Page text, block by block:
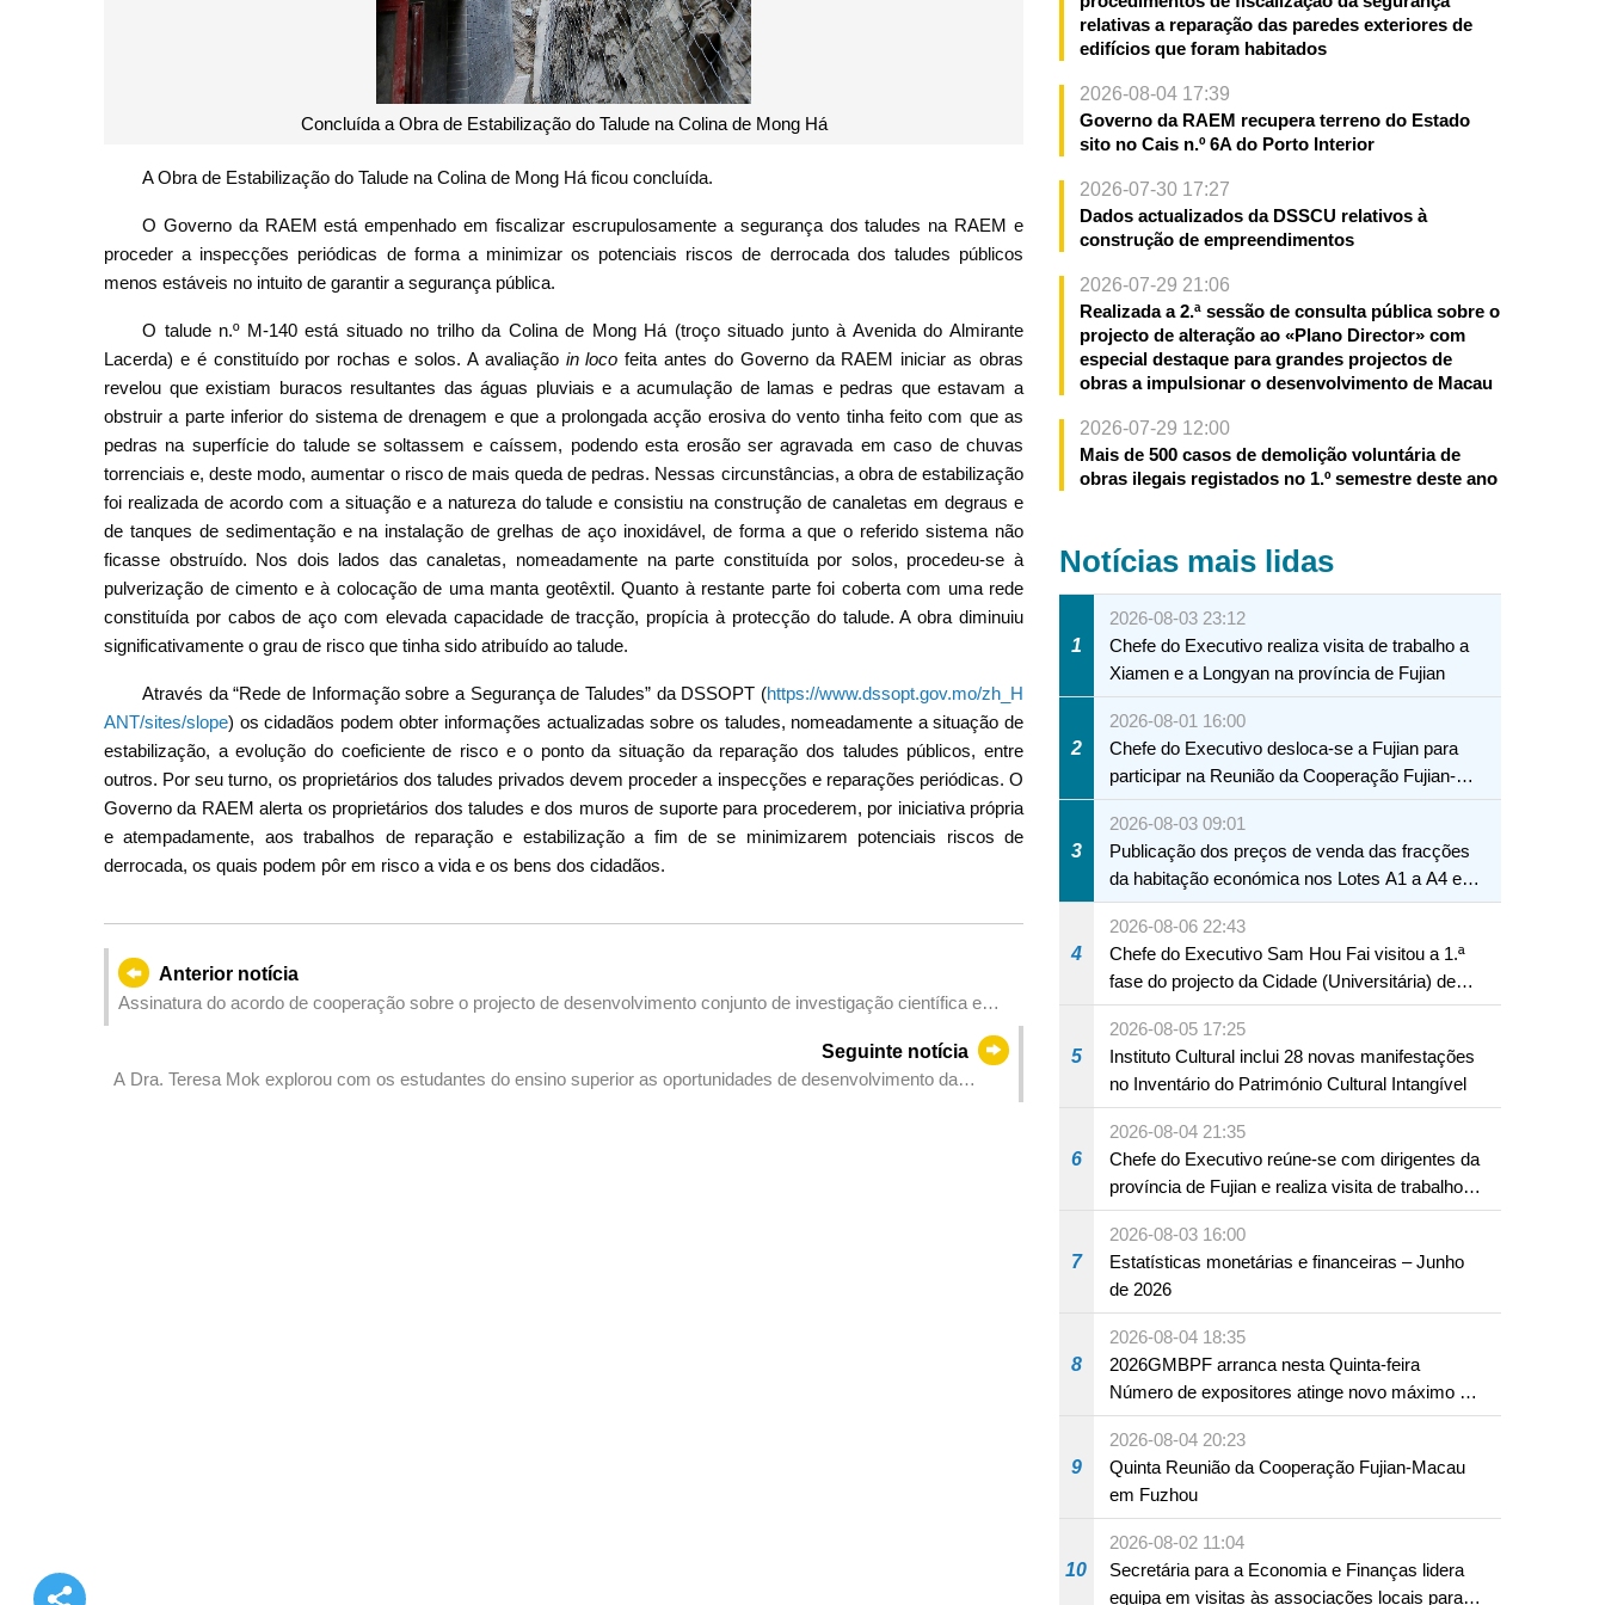
Concluída a Obra de Estabilização do Talude na Colina de Mong Há
A Obra de Estabilização do Talude na Colina de Mong Há ficou concluída.
O Governo da RAEM está empenhado em fiscalizar escrupulosamente a segurança dos taludes na RAEM e
proceder a inspecções periódicas de forma a minimizar os potenciais riscos de derrocada dos taludes públicos
menos estáveis no intuito de garantir a segurança pública.
O talude n.º M-140 está situado no trilho da Colina de Mong Há (troço situado junto à Avenida do Almirante
Lacerda) e é constituído por rochas e solos. A avaliaçãoin locofeita antes do Governo da RAEM iniciar as obras
revelou que existiam buracos resultantes das águas pluviais e a acumulação de lamas e pedras que estavam a
obstruir a parte inferior do sistema de drenagem e que a prolongada acção erosiva do vento tinha feito com que as
pedras na superfície do talude se soltassem e caíssem, podendo esta erosão ser agravada em caso de chuvas
torrenciais e, deste modo, aumentar o risco de mais queda de pedras. Nessas circunstâncias, a obra de estabilização
foi realizada de acordo com a situação e a natureza do talude e consistiu na construção de canaletas em degraus e
de tanques de sedimentação e na instalação de grelhas de aço inoxidável, de forma a que o referido sistema não
ficasse obstruído. Nos dois lados das canaletas, nomeadamente na parte constituída por solos, procedeu-se à
pulverização de cimento e à colocação de uma manta geotêxtil. Quanto à restante parte foi coberta com uma rede
constituída por cabos de aço com elevada capacidade de tracção, propícia à protecção do talude. A obra diminuiu
significativamente o grau de risco que tinha sido atribuído ao talude.
Através da “Rede de Informação sobre a Segurança de Taludes” da DSSOPT (https://www.dssopt.gov.mo/zh_H
ANT/sites/slope) os cidadãos podem obter informações actualizadas sobre os taludes, nomeadamente a situação de
estabilização, a evolução do coeficiente de risco e o ponto da situação da reparação dos taludes públicos, entre
outros. Por seu turno, os proprietários dos taludes privados devem proceder a inspecções e reparações periódicas. O
Governo da RAEM alerta os proprietários dos taludes e dos muros de suporte para procederem, por iniciativa própria
e atempadamente, aos trabalhos de reparação e estabilização a fim de se minimizarem potenciais riscos de
derrocada, os quais podem pôr em risco a vida e os bens dos cidadãos.
Anterior notícia
Assinatura do acordo de cooperação sobre o projecto de desenvolvimento conjunto de investigação científica e
Seguinte notícia
A Dra. Teresa Mok explorou com os estudantes do ensino superior as oportunidades de desenvolvimento da
relativas a reparação das paredes exteriores de
edifícios que foram habitados
2026-08-04 17:39
Governo da RAEM recupera terreno do Estado
sito no Cais n.º 6A do Porto Interior
2026-07-30 17:27
Dados actualizados da DSSCU relativos à
construção de empreendimentos
2026-07-29 21:06
Realizada a 2.ª sessão de consulta pública sobre o
projecto de alteração ao «Plano Director» com
especial destaque para grandes projectos de
obras a impulsionar o desenvolvimento de Macau
2026-07-29 12:00
Mais de 500 casos de demolição voluntária de
obras ilegais registados no 1.º semestre deste ano
Notícias mais lidas
1
2026-08-03 23:12
Chefe do Executivo realiza visita de trabalho a
Xiamen e a Longyan na província de Fujian
2
2026-08-01 16:00
Chefe do Executivo desloca-se a Fujian para
participar na Reunião da Cooperação Fujian-
Macau
3
2026-08-03 09:01
Publicação dos preços de venda das fracções
da habitação económica nos Lotes A1 a A4 e
A12 da Zona A dos Novos Aterros
4
2026-08-06 22:43
Chefe do Executivo Sam Hou Fai visitou a 1.ª
fase do projecto da Cidade (Universitária) de
Educação Internacional de Macau e Hengqin
5
2026-08-05 17:25
Instituto Cultural inclui 28 novas manifestações
no Inventário do Património Cultural Intangível
6
2026-08-04 21:35
Chefe do Executivo reúne-se com dirigentes da
província de Fujian e realiza visita de trabalho
em Fuzhou
7
2026-08-03 16:00
Estatísticas monetárias e financeiras – Junho
de 2026
8
2026-08-04 18:35
2026GMBPF arranca nesta Quinta-feira
Número de expositores atinge novo máximo em
18 anos
9
2026-08-04 20:23
Quinta Reunião da Cooperação Fujian-Macau
em Fuzhou
10
2026-08-02 11:04
Secretária para a Economia e Finanças lidera
equipa em visitas às associações locais para